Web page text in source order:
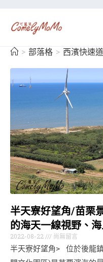
> 部落格 > 西濱快速
半天寮好望角/苗栗
的海天一線視野、
2022-08-22 尚無留言
半天寮好望角> 位於後龍